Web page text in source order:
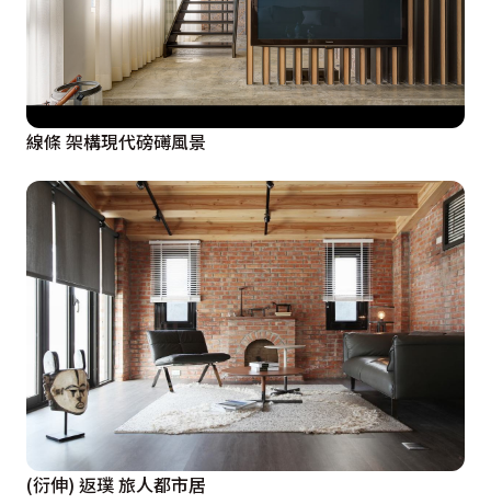
線條 架構現代磅礡風景
(衍伸) 返璞 旅人都市居